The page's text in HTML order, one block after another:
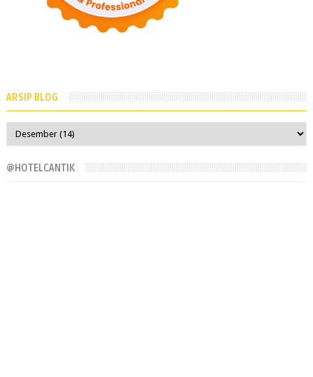
ARSIP BLOG
@HOTELCANTIK